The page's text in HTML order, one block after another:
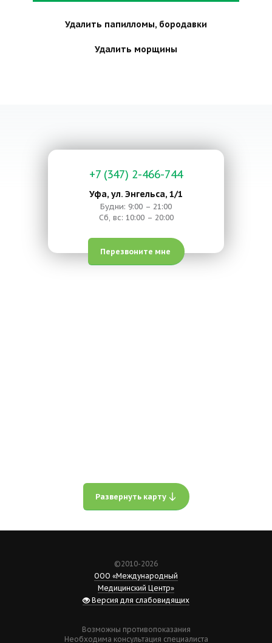
Удалить папилломы, бородавки
Удалить морщины
+7 (347) 2-466-744
Уфа, ул. Энгельса, 1/1
Будни: 9:00 – 21:00
Сб, вс: 10:00 – 20:00
Перезвоните мне
Развернуть карту
©2010-2026
ООО «Международный
Медицинский Центр»
Версия для слабовидящих
Возможны противопоказания
Необходима консультация специалиста